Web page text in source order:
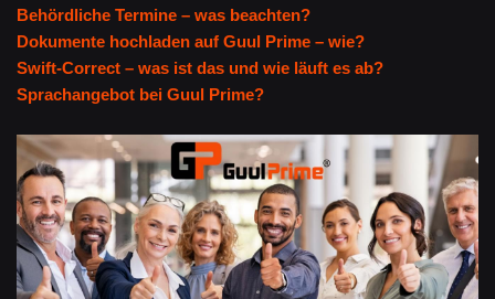
Behördliche Termine – was beachten?
Dokumente hochladen auf Guul Prime – wie?
Swift-Correct – was ist das und wie läuft es ab?
Sprachangebot bei Guul Prime?